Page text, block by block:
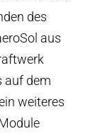
des
aus
auf dem
weiteres